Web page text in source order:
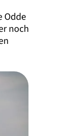
Odde
noch